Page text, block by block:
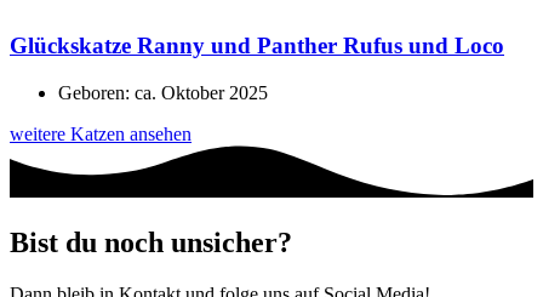
Glückskatze Ranny und Panther Rufus und Loco
Geboren: ca. Oktober 2025
weitere Katzen ansehen
Bist du noch unsicher?